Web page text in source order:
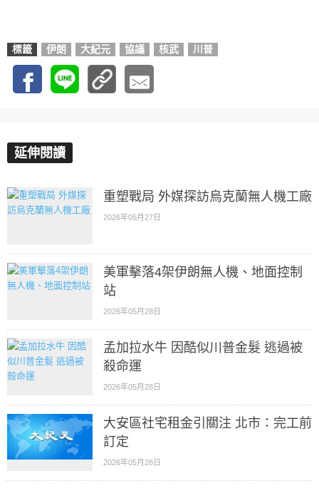
標籤 伊朗 大紀元 協議 核武 川普
延伸閱讀
重塑戰局 外媒探訪烏克蘭無人機工廠
2026年05月27日
美軍擊落4架伊朗無人機、地面控制
站
2026年05月28日
孟加拉水牛 因酷似川普金髮 逃過被
殺命運
2026年05月28日
大安區社宅租金引關注 北市：完工前
訂定
2026年05月28日